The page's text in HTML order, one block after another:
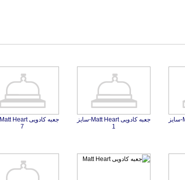
جعبه کادویی Matt Heart-سایز
جعبه کادویی Matt Heart-سایز
1
7